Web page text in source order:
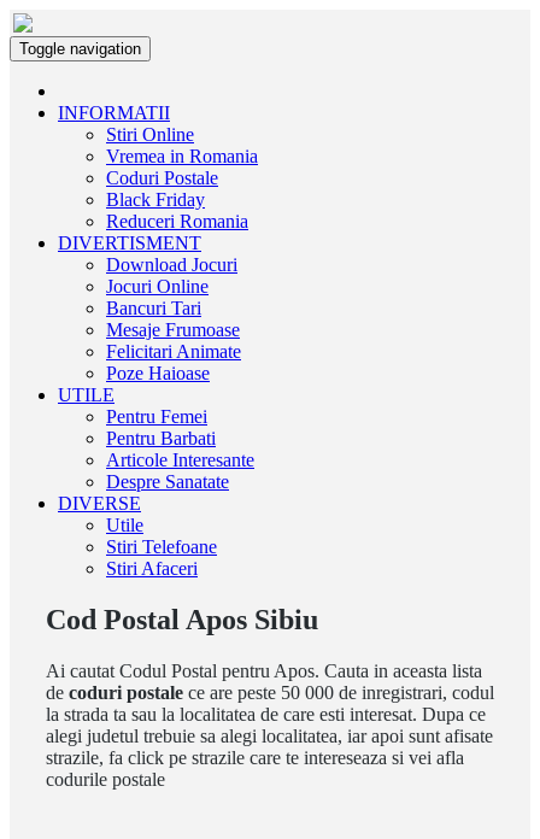
Toggle navigation
INFORMATII
Stiri Online
Vremea in Romania
Coduri Postale
Black Friday
Reduceri Romania
DIVERTISMENT
Download Jocuri
Jocuri Online
Bancuri Tari
Mesaje Frumoase
Felicitari Animate
Poze Haioase
UTILE
Pentru Femei
Pentru Barbati
Articole Interesante
Despre Sanatate
DIVERSE
Utile
Stiri Telefoane
Stiri Afaceri
Cod Postal Apos Sibiu
Ai cautat Codul Postal pentru Apos. Cauta in aceasta lista
de coduri postale ce are peste 50 000 de inregistrari, codul
la strada ta sau la localitatea de care esti interesat. Dupa ce
alegi judetul trebuie sa alegi localitatea, iar apoi sunt afisate
strazile, fa click pe strazile care te intereseaza si vei afla
codurile postale